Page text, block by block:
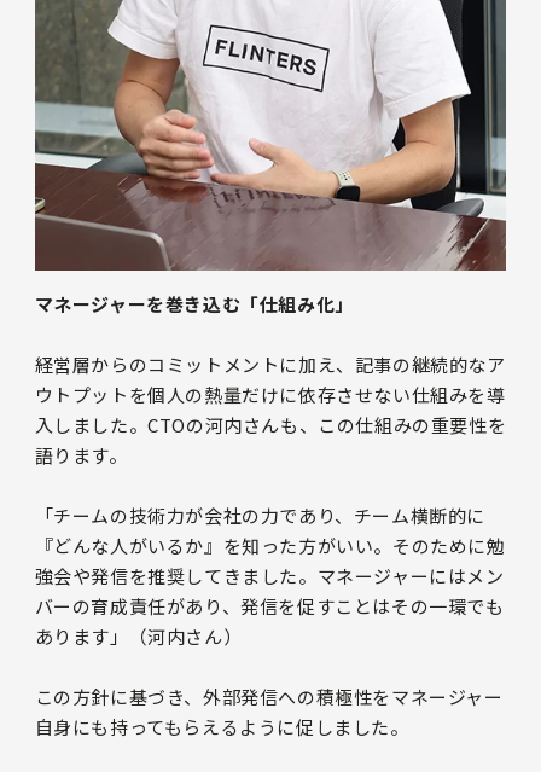
マネージャーを巻き込む「仕組み化」
経営層からのコミットメントに加え、記事の継続的なア
ウトプットを個人の熱量だけに依存させない仕組みを導
入しました。CTOの河内さんも、この仕組みの重要性を
語ります。
「チームの技術力が会社の力であり、チーム横断的に
『どんな人がいるか』を知った方がいい。そのために勉
強会や発信を推奨してきました。マネージャーにはメン
バーの育成責任があり、発信を促すことはその一環でも
あります」（河内さん）
この方針に基づき、外部発信への積極性をマネージャー
自身にも持ってもらえるように促しました。